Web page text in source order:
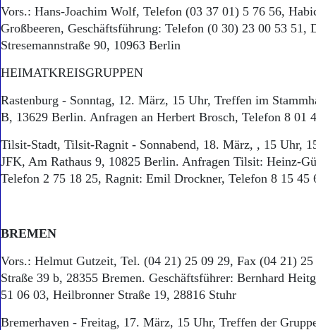
Vors.: Hans-Joachim Wolf, Telefon (03 37 01) 5 76 56,
Großbeeren, Geschäftsführung: Telefon (0 30) 23 00 53 51,
Stresemannstraße 90, 10963 Berlin
HEIMATKREISGRUPPEN
Rastenburg - Sonntag, 12. März, 15 Uhr, Treffen im
B, 13629 Berlin. Anfragen an Herbert Brosch, Telefon 8 01
Tilsit-Stadt, Tilsit-Ragnit - Sonnabend, 18. März, , 15 Uhr,
JFK, Am Rathaus 9, 10825 Berlin. Anfragen Tilsit: Heinz-
Telefon 2 75 18 25, Ragnit: Emil Drockner, Telefon 8 15 45
BREMEN
Vors.: Helmut Gutzeit, Tel. (04 21) 25 09 29, Fax (04 21) 25
Straße 39 b, 28355 Bremen. Geschäftsführer: Bernhard
51 06 03, Heilbronner Straße 19, 28816 Stuhr
Bremerhaven - Freitag, 17. März, 15 Uhr, Treffen der